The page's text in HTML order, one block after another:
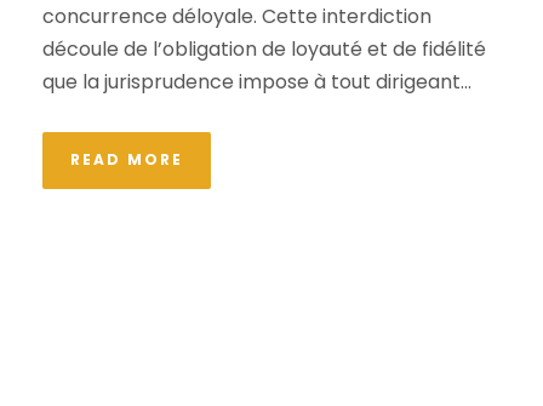
concurrence déloyale. Cette interdiction
découle de l’obligation de loyauté et de fidélité
que la jurisprudence impose à tout dirigeant...
READ MORE